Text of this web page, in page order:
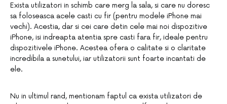
Exista utilizatori in schimb care merg la sala, si care nu doresc
sa foloseasca acele casti cu fir (pentru modele iPhone mai
vechi). Acestia, dar si cei care detin cele mai noi dispozitive
iPhone, isi indreapta atentia spre casti fara fir, ideale pentru
dispozitivele iPhone. Acestea ofera o calitate si o claritate
incredibila a sunetului, iar utilizatorii sunt foarte incantati de
ele.
Nu in ultimul rand, mentionam faptul ca exista utilizatori de